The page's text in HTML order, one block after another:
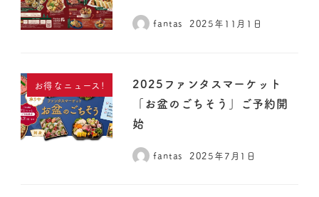
fantas 2025年11月1日
お得なニュース!
2025ファンタスマーケット
「お盆のごちそう」ご予約開
始
fantas 2025年7月1日